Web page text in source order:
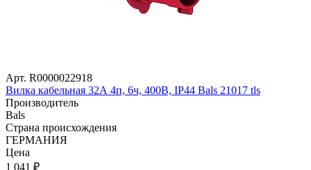
Арт. R0000022918
Вилка кабельная 32А 4п, 6ч, 400В, IP44 Bals 21017 tls
Производитель
Bals
Страна происхождения
ГЕРМАНИЯ
Цена
1 041 ₽